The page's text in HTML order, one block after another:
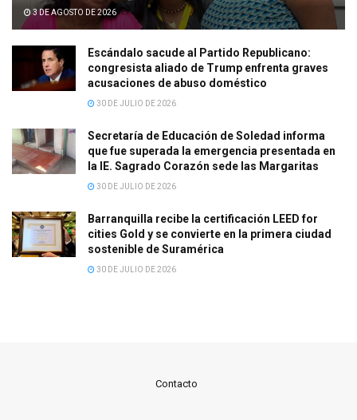
3 DE AGOSTO DE 2026
Escándalo sacude al Partido Republicano:
congresista aliado de Trump enfrenta graves
acusaciones de abuso doméstico
30 DE JULIO DE 2026
Secretaría de Educación de Soledad informa
que fue superada la emergencia presentada en
la IE. Sagrado Corazón sede las Margaritas
30 DE JULIO DE 2026
Barranquilla recibe la certificación LEED for
cities Gold y se convierte en la primera ciudad
sostenible de Suramérica
30 DE JULIO DE 2026
Contacto